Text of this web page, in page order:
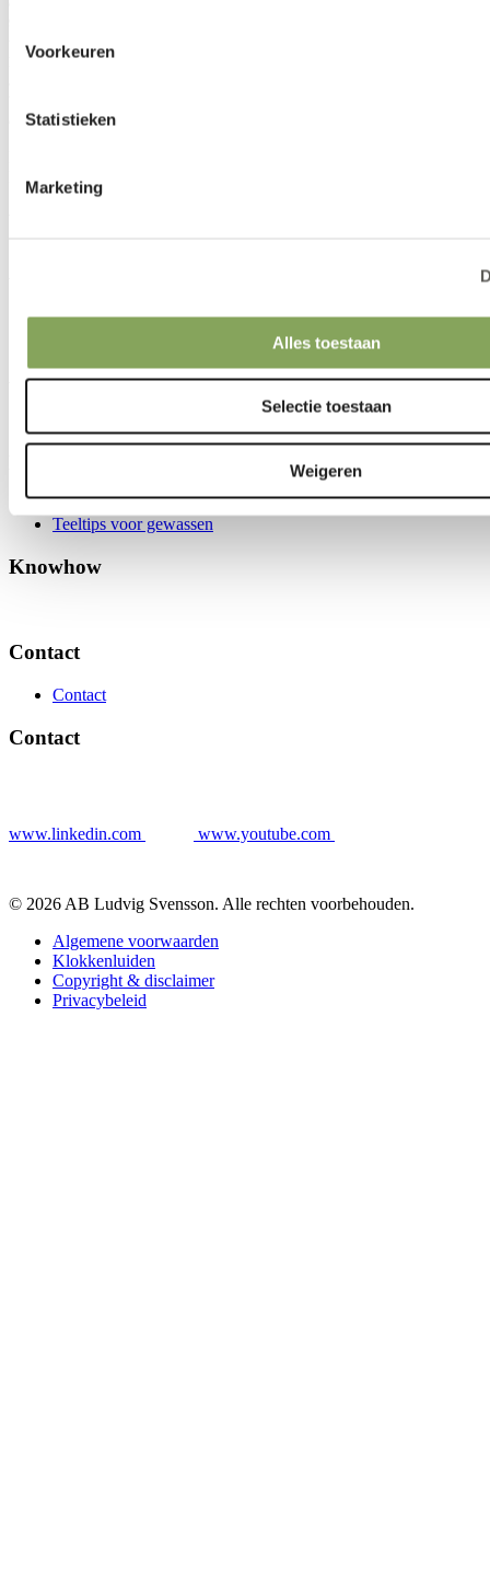
Voorkeuren
Statistieken
Marketing
Alles toestaan
Selectie toestaan
Weigeren
vast. De uitvoering met witte onderkant reflecteert groeilicht terug en verhoogt
hierdoor de lichtintensiteit. Dit klimaatscherm heeft ongeveer 40 cm firebreak
ongeveer 80 cm firebreak tussen aangrenzende schermbanen.
Downloads
Telersverhalen
Artikelen
Klimaatuitdagingen
Teeltips voor gewassen
Knowhow
Contact
Contact
Contact
www.linkedin.com www.youtube.com
© 2026 AB Ludvig Svensson. Alle rechten voorbehouden.
Algemene voorwaarden
Klokkenluiden
Copyright & disclaimer
Privacybeleid